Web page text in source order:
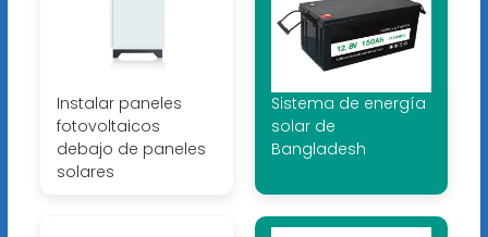
Instalar paneles
fotovoltaicos
debajo de paneles
solares
Sistema de energía
solar de
Bangladesh